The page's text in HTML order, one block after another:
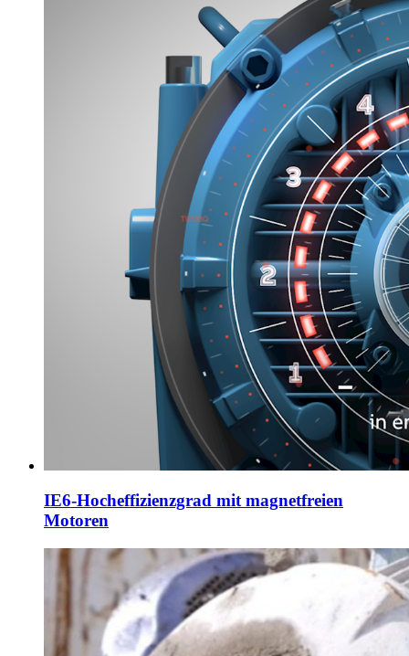
IE6-Hocheffizienzgrad mit magnetfreien
Motoren